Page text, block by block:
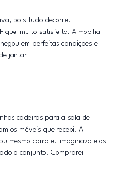
pois tudo decorreu
muito satisfeita. A mobilia
em perfeitas condições e
jantar.
cadeiras para a sala de
os móveis que recebi. A
mesmo como eu imaginava e as
o conjunto. Comprarei